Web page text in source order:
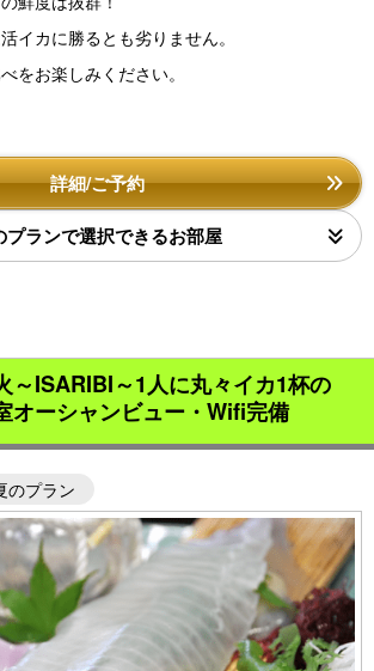
イカに勝るとも劣りません。
をお楽しみください。
詳細/ご予約
プランで選択できるお部屋
～ISARIBI～1人に丸々イカ1杯の
ーシャンビュー・Wifi完備
のプラン